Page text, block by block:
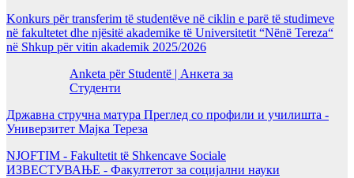
Konkurs për transferim të studentëve në ciklin e parë të studimeve
në fakultetet dhe njësitë akademike të Universitetit “Nënë Tereza“
në Shkup për vitin akademik 2025/2026
Anketa për Studentë | Анкета за
Студенти
Државна стручна матура Преглед со профили и училишта -
Универзитет Мајка Тереза
NJOFTIM - Fakultetit të Shkencave Sociale
ИЗВЕСТУВАЊЕ - Факултетот за социјални науки